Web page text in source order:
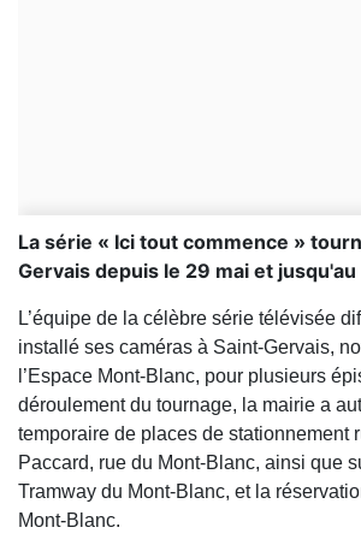
La série « Ici tout commence »
Gervais depuis le 29 mai et
L’équipe de la célèbre série télévisée
installé ses caméras à Saint-Gervais,
l’Espace Mont-Blanc, pour plusieurs
déroulement du tournage, la mairie a
temporaire de places de stationnement
Paccard, rue du Mont-Blanc, ainsi que
Tramway du Mont-Blanc, et la
Mont-Blanc.